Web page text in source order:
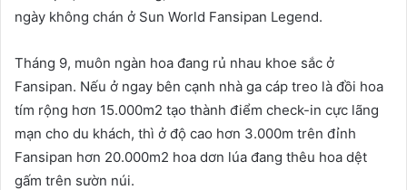
ngày không chán ở Sun World Fansipan Legend.
Tháng 9, muôn ngàn hoa đang rủ nhau khoe sắc ở
Fansipan. Nếu ở ngay bên cạnh nhà ga cáp treo là đồi hoa
tím rộng hơn 15.000m2 tạo thành điểm check-in cực lãng
mạn cho du khách, thì ở độ cao hơn 3.000m trên đỉnh
Fansipan hơn 20.000m2 hoa dơn lúa đang thêu hoa dệt
gấm trên sườn núi.